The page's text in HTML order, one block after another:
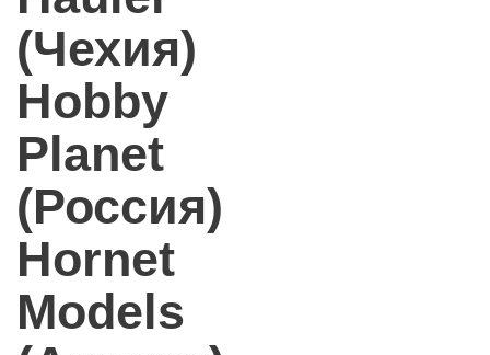
(Чехия)
Hobby
Planet
(Россия)
Hornet
Models